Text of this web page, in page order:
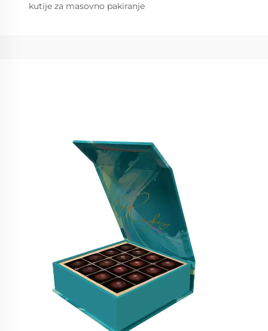
kutije za masovno pakiranje